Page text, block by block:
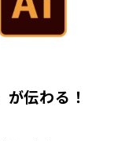
が伝わる！